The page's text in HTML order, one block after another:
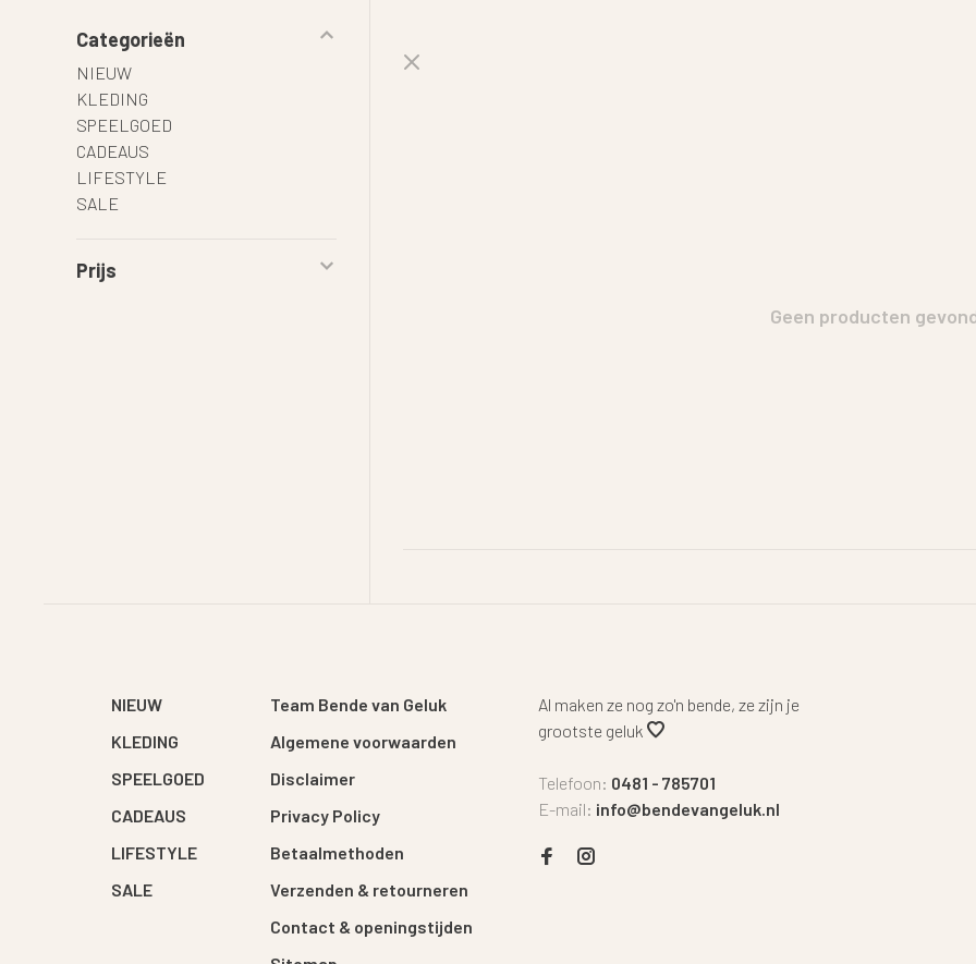
Categorieën
NIEUW
KLEDING
SPEELGOED
CADEAUS
LIFESTYLE
SALE
Prijs
Geen producten
NIEUW
KLEDING
SPEELGOED
CADEAUS
LIFESTYLE
SALE
Team Bende van Geluk
Algemene voorwaarden
Disclaimer
Privacy Policy
Betaalmethoden
Verzenden & retourneren
Contact & openingstijden
Al maken ze nog zo'n bende, ze zijn je
grootste geluk
Telefoon: 0481 - 785701
E-mail: info@bendevangeluk.nl